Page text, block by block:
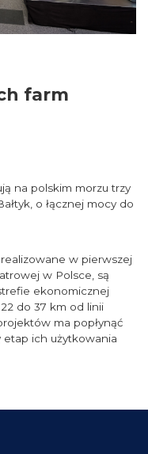
farm
na polskim morzu trzy
o łącznej mocy do
realizowane w pierwszej
w Polsce, są
ekonomicznej
do 37 km od linii
ma popłynąć
etap ich użytkowania